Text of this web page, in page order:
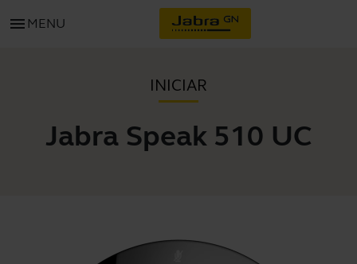
menu MENU
INICIAR
Jabra Speak 510 UC